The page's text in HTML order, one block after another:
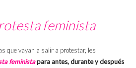
feminista
que vayan a salir a protestar, les
feministapara antes, durante y después